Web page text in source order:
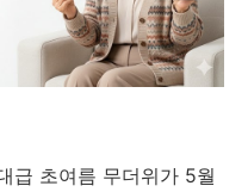
급 초여름 무더위가 5월